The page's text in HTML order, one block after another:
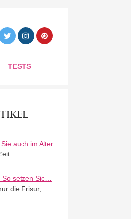
TESTS
auch im Alter
setzen Sie…
die Frisur,